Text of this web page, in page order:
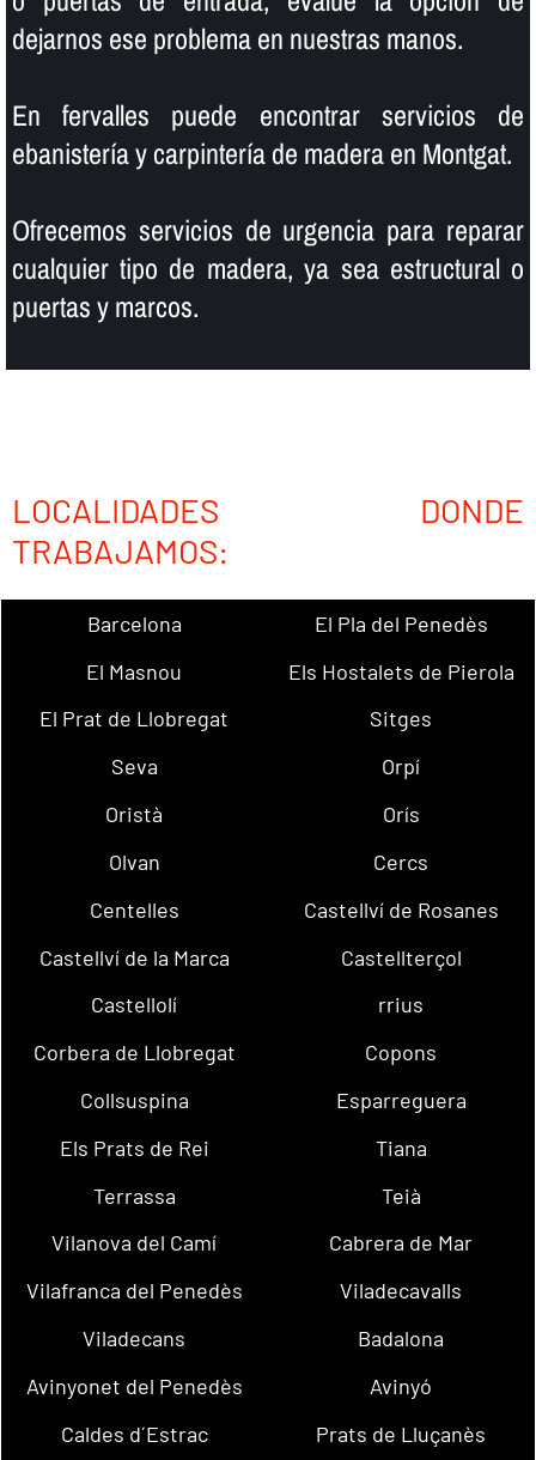
dejarnos ese problema en nuestras manos.
En fervalles puede encontrar servicios de
ebanisterí­a y carpinterí­a de madera en Montgat.
Ofrecemos servicios de urgencia para reparar
cualquier tipo de madera, ya sea estructural o
puertas y marcos.
LOCALIDADES DONDE
TRABAJAMOS:
Barcelona
El Pla del Penedès
El Masnou
Els Hostalets de Pierola
El Prat de Llobregat
Sitges
Seva
Orpí
Oristà
Orís
Olvan
Cercs
Centelles
Castellví de Rosanes
Castellví de la Marca
Castellterçol
Castellolí
rrius
Corbera de Llobregat
Copons
Collsuspina
Esparreguera
Els Prats de Rei
Tiana
Terrassa
Teià
Vilanova del Camí
Cabrera de Mar
Vilafranca del Penedès
Viladecavalls
Viladecans
Badalona
Avinyonet del Penedès
Avinyó
Caldes d´Estrac
Prats de Lluçanès